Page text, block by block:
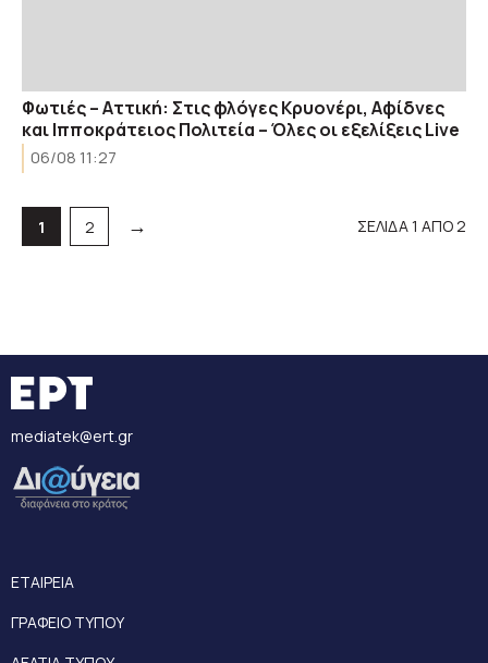
Φωτιές – Αττική: Στις φλόγες Κρυονέρι, Αφίδνες
και Ιπποκράτειος Πολιτεία – Όλες οι εξελίξεις Live
06/08 11:27
Σελίδα
1 Σελίδα
2 → ΣΕΛΙΔΑ 1 ΑΠΟ 2
mediatek@ert.gr
ΕΤΑΙΡΕΙΑ
ΓΡΑΦΕΙΟ ΤΥΠΟΥ